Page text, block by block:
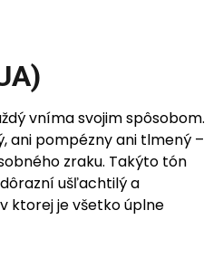
vníma svojim spôsobom.
ani pompézny ani tlmený –
zraku. Takýto tón
ušľachtilý a
ktorej je všetko úplne